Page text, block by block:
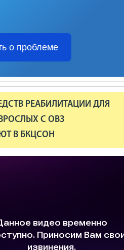
о проблеме
РЕАБИЛИТАЦИИ ДЛЯ
С ОВЗ
В БКЦСОН